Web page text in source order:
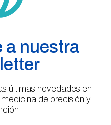
a nuestra
últimas novedades en
de precisión y